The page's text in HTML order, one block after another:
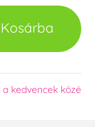
Kosárba
a kedvencek közé